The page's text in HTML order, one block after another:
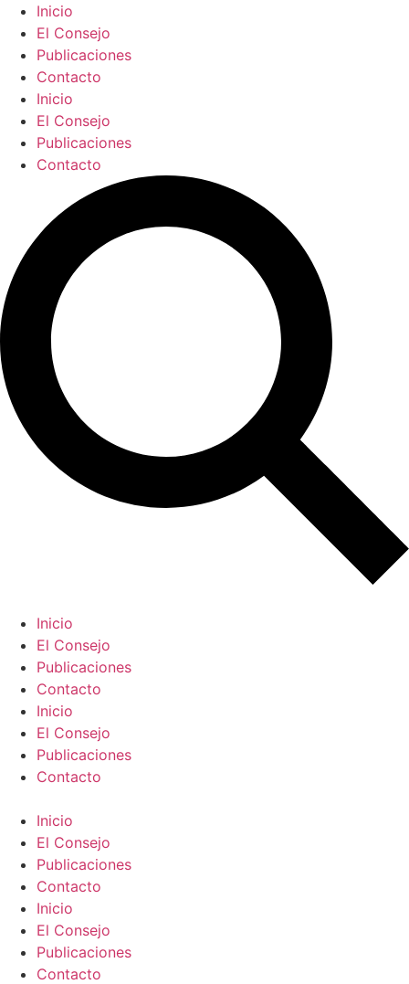
contenido
Inicio
El Consejo
Publicaciones
Contacto
Inicio
El Consejo
Publicaciones
Contacto
Inicio
El Consejo
Publicaciones
Contacto
Inicio
El Consejo
Publicaciones
Contacto
Inicio
El Consejo
Publicaciones
Contacto
Inicio
El Consejo
Publicaciones
Contacto